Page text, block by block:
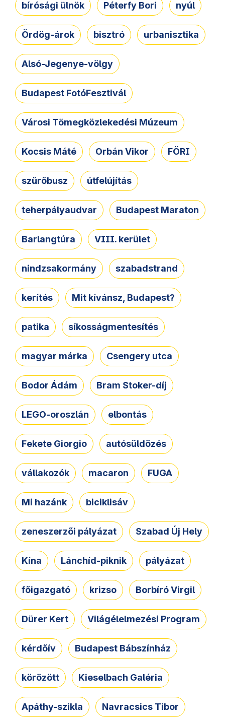
bírósági ülnök Péterfy Bori nyúl
Ördög-árok bisztró urbanisztika
Alsó-Jegenye-völgy
Budapest FotóFesztivál
Városi Tömegközlekedési Múzeum
Kocsis Máté Orbán Vikor FÖRI
szűrőbusz útfelújítás
teherpályaudvar Budapest Maraton
Barlangtúra VIII. kerület
nindzsakormány szabadstrand
kerítés Mit kívánsz, Budapest?
patika síkosságmentesítés
magyar márka Csengery utca
Bodor Ádám Bram Stoker-díj
LEGO-oroszlán elbontás
Fekete Giorgio autósüldözés
vállakozók macaron FUGA
Mi hazánk biciklisáv
zeneszerzői pályázat Szabad Új Hely
Kína Lánchíd-piknik pályázat
főigazgató krizso Borbíró Virgil
Dürer Kert Világélelmezési Program
kérdőív Budapest Bábszínház
körözött Kieselbach Galéria
Apáthy-szikla Navracsics Tibor